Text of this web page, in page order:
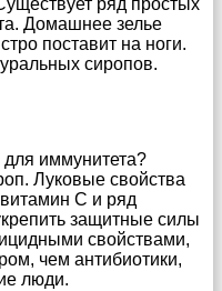
ряд простых
Домашнее зелье
поставит на ноги.
сиропов.
иммунитета?
Луковые свойства
С и ряд
защитные силы
свойствами,
чем антибиотики,
люди.